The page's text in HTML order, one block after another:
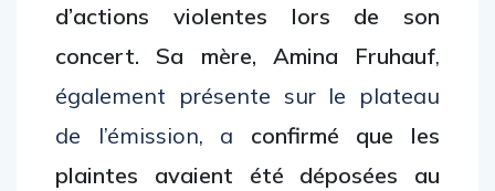
d’actions violentes lors de son
concert. Sa mère, Amina Fruhauf,
également présente sur le plateau
de l’émission, a confirmé que les
plaintes avaient été déposées au